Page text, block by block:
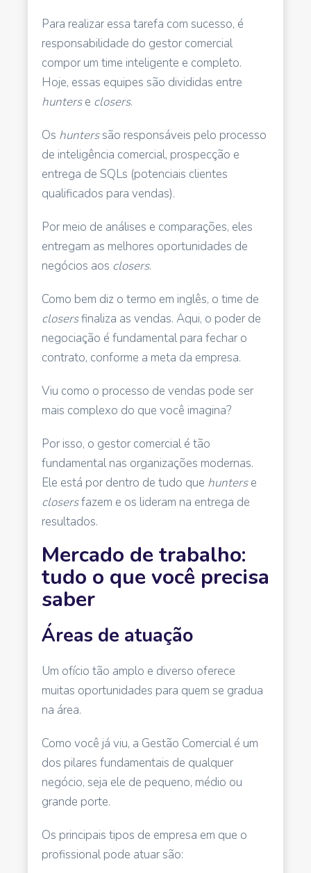
Para realizar essa tarefa com sucesso, é
responsabilidade do gestor comercial
compor um time inteligente e completo.
Hoje, essas equipes são divididas entre
hunterse closers.
Os hunterssão responsáveis pelo processo
de inteligência comercial, prospecção e
entrega de SQLs (potenciais clientes
qualificados para vendas).
Por meio de análises e comparações, eles
entregam as melhores oportunidades de
negócios aos closers.
Como bem diz o termo em inglês, o time de
closersfinaliza as vendas. Aqui, o poder de
negociação é fundamental para fechar o
contrato, conforme a meta da empresa.
Viu como o processo de vendas pode ser
mais complexo do que você imagina?
Por isso, o gestor comercial é tão
fundamental nas organizações modernas.
Ele está por dentro de tudo que hunterse
closersfazem e os lideram na entrega de
resultados.
Mercado de trabalho:
tudo o que você precisa
saber
Áreas de atuação
Um ofício tão amplo e diverso oferece
muitas oportunidades para quem se gradua
na área.
Como você já viu, a Gestão Comercial é um
dos pilares fundamentais de qualquer
negócio, seja ele de pequeno, médio ou
grande porte.
Os principais tipos de empresa em que o
profissional pode atuar são: